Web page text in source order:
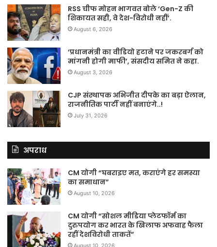
RSS चीफ मोहन भागवत बोले ‘Gen-Z की
शिकायत सही, वे देश-विरोधी नहीं’.
August 6, 2026
‘प्रधानमंत्री का वीडियो हटाने पर जकरबर्ग को
मांगनी होगी माफी’, संसदीय समित ने कहा.
August 3, 2026
CJP संस्थापक अभिजीत दीपके का बड़ा ऐलान,
राजनीतिक पार्टी नहीं बनाएंगे..!
July 31, 2026
अपराध
CM योगी “घबराइए मत, कराएंगे हर समस्या
का समाधान”
August 10, 2026
CM योगी “सोशल मीडिया प्लेटफॉर्म का
दुरुपयोग कर भारत के खिलाफ अफवाह फैला
रहीं देशविरोधी ताकतें”